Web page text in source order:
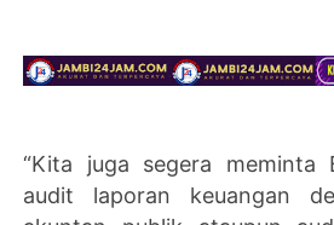
“Kita juga segera meminta
audit laporan keuangan